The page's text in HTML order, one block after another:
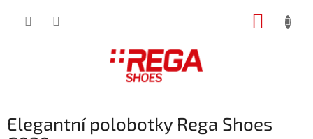
Elegantní polobotky Rega Shoes